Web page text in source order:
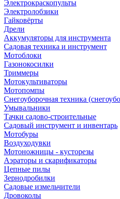
Электрокраскопульты
Электролобзики
Гайковёрты
Дрели
Аккумуляторы для инструмента
Садовая техника и инструмент
Мотоблоки
Газонокосилки
Триммеры
Мотокультиваторы
Мотопомпы
Снегоуборочная техника
Умывальники
Тачки садово-строительные
Садовый инструмент и инвентарь
Мотобуры
Воздуходувки
Мотоножницы - кусторезы
Аэраторы и скарификаторы
Цепные пилы
Зернодробилки
Садовые измельчители
Дровоколы